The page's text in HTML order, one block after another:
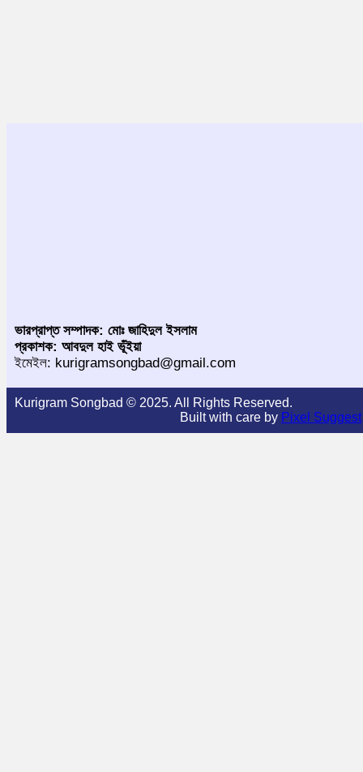
ভারপ্রাপ্ত সম্পাদক: মোঃ জাহিদুল ইসলাম
প্রকাশক: আবদুল হাই ভূঁইয়া
ইমেইল: kurigramsongbad@gmail.com
Kurigram Songbad © 2025. All Rights Reserved.
Built with care by Pixel Suggest